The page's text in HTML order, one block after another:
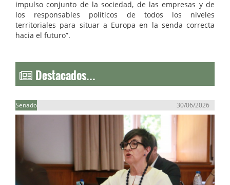
impulso conjunto de la sociedad, de las empresas y de
los responsables políticos de todos los niveles
territoriales para situar a Europa en la senda correcta
hacia el futuro”.
Destacados...
Senado 30/06/2026